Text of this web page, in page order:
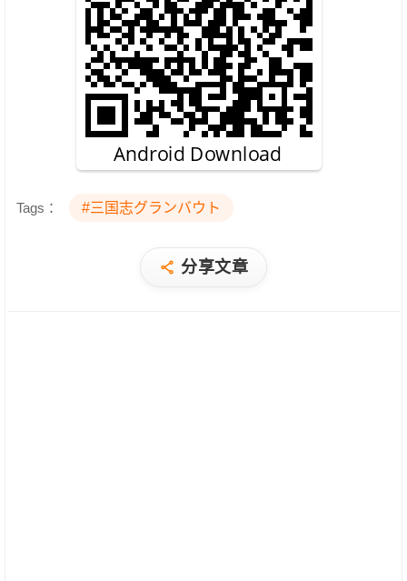
Tags： #三国志グランバウト
分享文章